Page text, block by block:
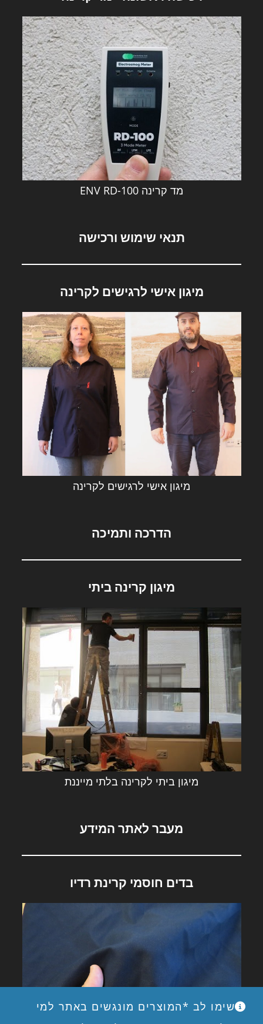
שימו לב *המוצרים מונגשים באתר למי
מד קרינה ENV RD-100
תנאי שימוש ורכישה
מיגון אישי לרגישים לקרינה
מיגון אישי לרגישים לקרינה
הדרכה ותמיכה
מיגון קרינה ביתי
מיגון ביתי לקרינה בלתי מייננת
מעבר לאתר המידע
בדים חוסמי קרינת רדיו